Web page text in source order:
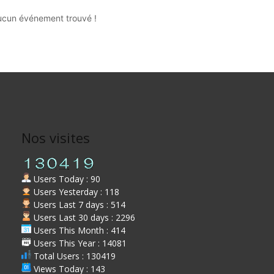
événement trouvé !
Nos visites
Users Today : 90
Users Yesterday : 118
Users Last 7 days : 514
Users Last 30 days : 2296
Users This Month : 414
Users This Year : 14081
Total Users : 130419
Views Today : 143